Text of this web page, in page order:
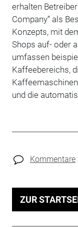
erhalten
Company“ als
Konzepts, mit
Shops auf- oder
umfassen
Kaffeebereichs,
und die
Kommentare
ZUR